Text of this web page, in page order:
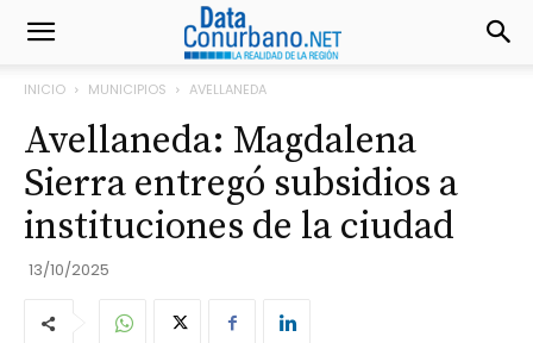
INICIO MUNICIPIOS AVELLANEDA
Avellaneda: Magdalena
Sierra entregó subsidios a
instituciones de la ciudad
13/10/2025